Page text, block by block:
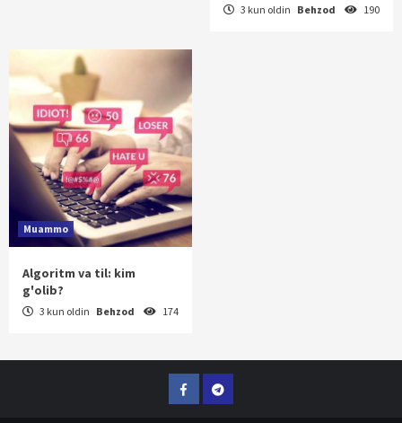
3 kun oldin Behzod 190
Muammo
Algoritm va til: kim
g'olib?
3 kun oldin Behzod 174
FacebookTelegram